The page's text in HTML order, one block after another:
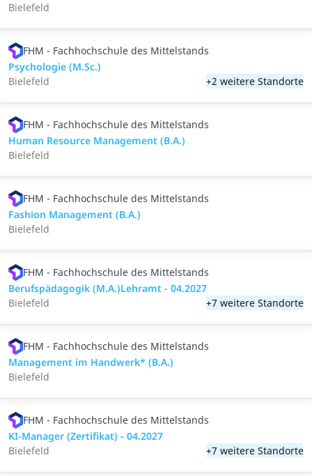
Bielefeld
FHM - Fachhochschule des Mittelstands
Psychologie (M.Sc.)
Bielefeld
+2 weitere Standorte
FHM - Fachhochschule des Mittelstands
Human Resource Management (B.A.)
Bielefeld
FHM - Fachhochschule des Mittelstands
Fashion Management (B.A.)
Bielefeld
FHM - Fachhochschule des Mittelstands
Berufspädagogik (M.A.)Lehramt - 04.2027
Bielefeld
+7 weitere Standorte
FHM - Fachhochschule des Mittelstands
Management im Handwerk* (B.A.)
Bielefeld
FHM - Fachhochschule des Mittelstands
KI-Manager (Zertifikat) - 04.2027
Bielefeld
+7 weitere Standorte